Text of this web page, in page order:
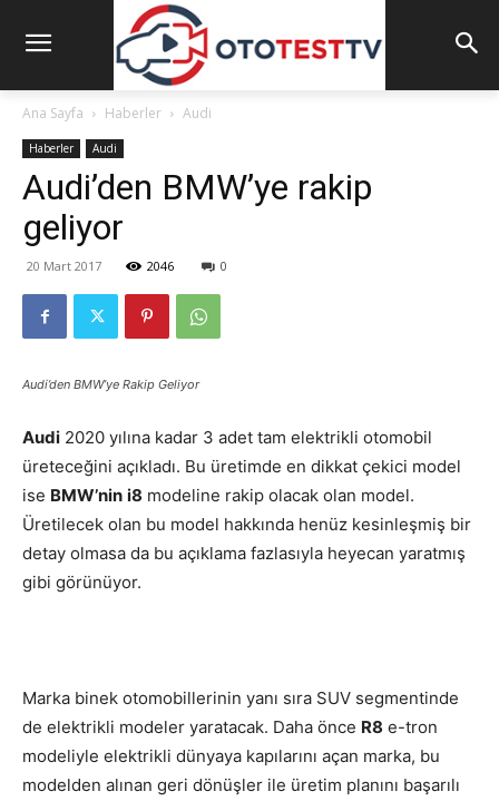
Ana Sayfa Haberler Audi
Haberler Audi
Audi’den BMW’ye rakip
geliyor
20 Mart 2017 2046 0
Audi’den BMW’ye Rakip Geliyor
Audi 2020 yılına kadar 3 adet tam elektrikli otomobil
üreteceğini açıkladı. Bu üretimde en dikkat çekici model
ise BMW’nin i8 modeline rakip olacak olan model.
Üretilecek olan bu model hakkında henüz kesinleşmiş bir
detay olmasa da bu açıklama fazlasıyla heyecan yaratmış
gibi görünüyor.
Marka binek otomobillerinin yanı sıra SUV segmentinde
de elektrikli modeler yaratacak. Daha önce R8 e-tron
modeliyle elektrikli dünyaya kapılarını açan marka, bu
modelden alınan geri dönüşler ile üretim planını başarılı